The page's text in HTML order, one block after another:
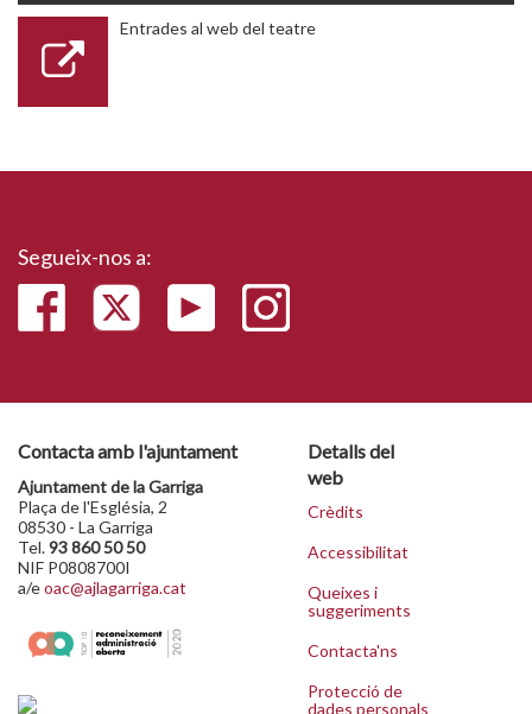
Entrades al web del teatre
Segueix-nos a:
Contacta amb l'ajuntament
Ajuntament de la Garriga
Plaça de l'Església, 2
08530 - La Garriga
Tel.93 860 50 50
NIF P0808700I
a/eoac@ajlagarriga.cat
Detalls del
web
Crèdits
Accessibilitat
Queixes i
suggeriments
Contacta'ns
Protecció de
dades personals